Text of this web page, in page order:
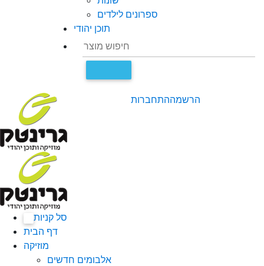
ספרונים לילדים
תוכן יהודי
התחברותהרשמה
סל קניות
דף הבית
מוזיקה
אלבומים חדשים